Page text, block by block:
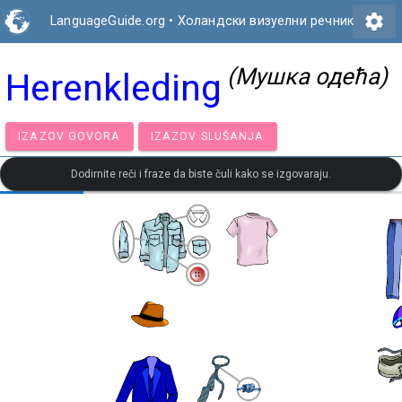
LanguageGuide.org • Холандски визуелни речник settings
Herenkleding (Мушка одећа)
IZAZOV GOVORA IZAZOV SLUŠANJA
Dodirnite reči i fraze da biste čuli kako se izgovaraju.